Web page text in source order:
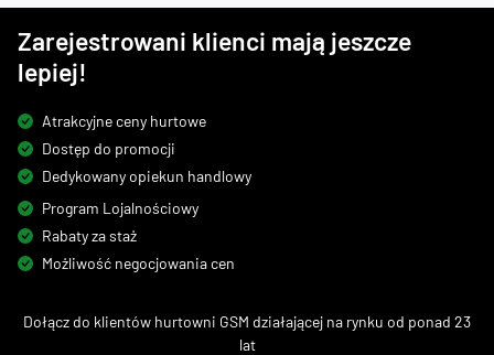
Zarejestrowani klienci mają jeszcze
lepiej!
Atrakcyjne ceny hurtowe
Dostęp do promocji
Dedykowany opiekun handlowy
Program Lojalnościowy
Rabaty za staż
Możliwość negocjowania cen
Dołącz do klientów hurtowni GSM działającej na rynku od ponad 23
lat